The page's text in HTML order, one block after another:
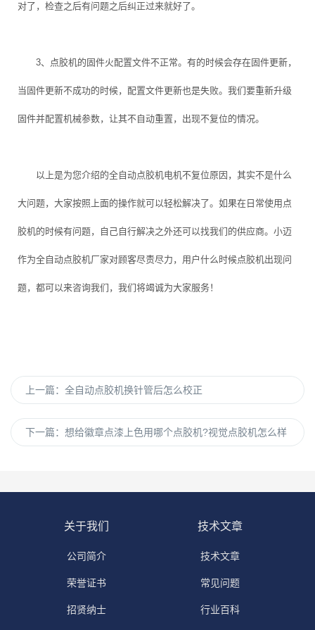
对了，检查之后有问题之后纠正过来就好了。
3、点胶机的固件火配置文件不正常。有的时候会存在固件更新，
当固件更新不成功的时候，配置文件更新也是失败。我们要重新升级
固件并配置机械参数，让其不自动重置，出现不复位的情况。
以上是为您介绍的全自动点胶机电机不复位原因，其实不是什么
大问题，大家按照上面的操作就可以轻松解决了。如果在日常使用点
胶机的时候有问题，自己自行解决之外还可以找我们的供应商。小迈
作为全自动点胶机厂家对顾客尽责尽力，用户什么时候点胶机出现问
题，都可以来咨询我们，我们将竭诚为大家服务！
上一篇： 全自动点胶机换针管后怎么校正
下一篇： 想给徽章点漆上色用哪个点胶机?视觉点胶机怎么样
关于我们
公司简介
荣誉证书
招贤纳士
技术文章
技术文章
常见问题
行业百科